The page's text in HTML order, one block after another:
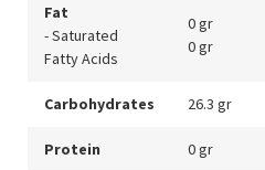
Fat
- Saturated
Fatty Acids
0 gr
0 gr
Carbohydrates 26.3 gr
Protein 0 gr